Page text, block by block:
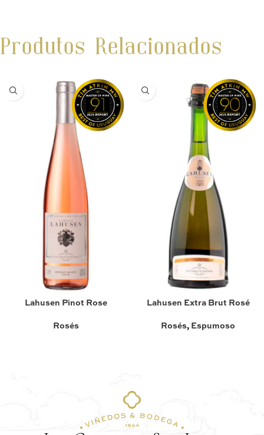
Produtos Relacionados
Lahusen Pinot Rose
Rosés
Lahusen Extra Brut Rosé
Rosés, Espumoso